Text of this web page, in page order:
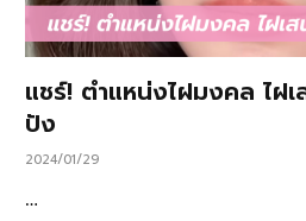
แชร์! ตำแหน่งไฝมงคล ไฝ
ปัง
2024/01/29
…